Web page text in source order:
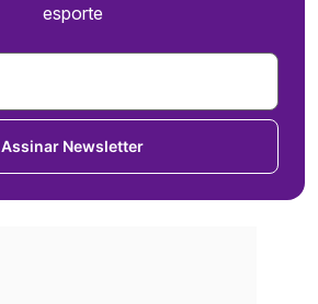
esporte
Assinar Newsletter